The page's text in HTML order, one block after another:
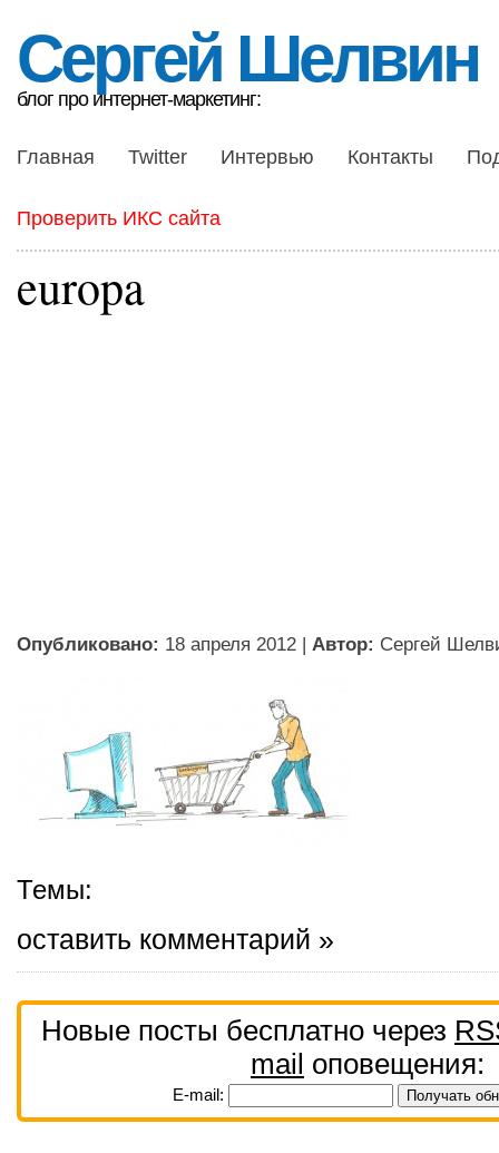
Сергей Шелвин
блог про интернет-маркетинг:
Главная Twitter Интервью Контакты
Проверить ИКС сайта
europa
Опубликовано: 18 апреля 2012 | Автор: Сергей
Темы:
оставить комментарий »
Новые посты бесплатно через
mail оповещения:
E-mail: